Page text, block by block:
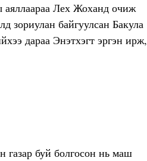
аяллаараа Лех Жоханд очиж
зориулан байгуулсан Бакула
дараа Энэтхэгт эргэн ирж,
газар буй болгосон нь маш